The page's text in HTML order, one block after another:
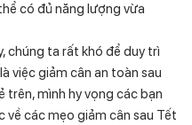
có đủ năng lượng vừa
chúng ta rất khó để duy trì
việc giảm cân an toàn sau
trên, mình hy vọng các bạn
về các mẹo giảm cân sau Tết